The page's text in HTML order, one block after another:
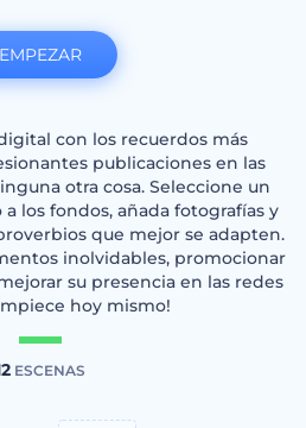
con los recuerdos más
publicaciones en las
otra cosa. Seleccione un
los fondos, añada fotografías y
que mejor se adapten.
inolvidables, promocionar
su presencia en las redes
hoy mismo!
ESCENAS
EMPEZAR